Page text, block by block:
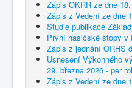
Zápis OKRR ze dne
Zápis z Vedení ze dne
Studie publikace
První hasičské stopy v
Zápis z jednání ORHS
Usnesení Výkonného
29. března 2026 - per
Zápis z Vedení ze dne